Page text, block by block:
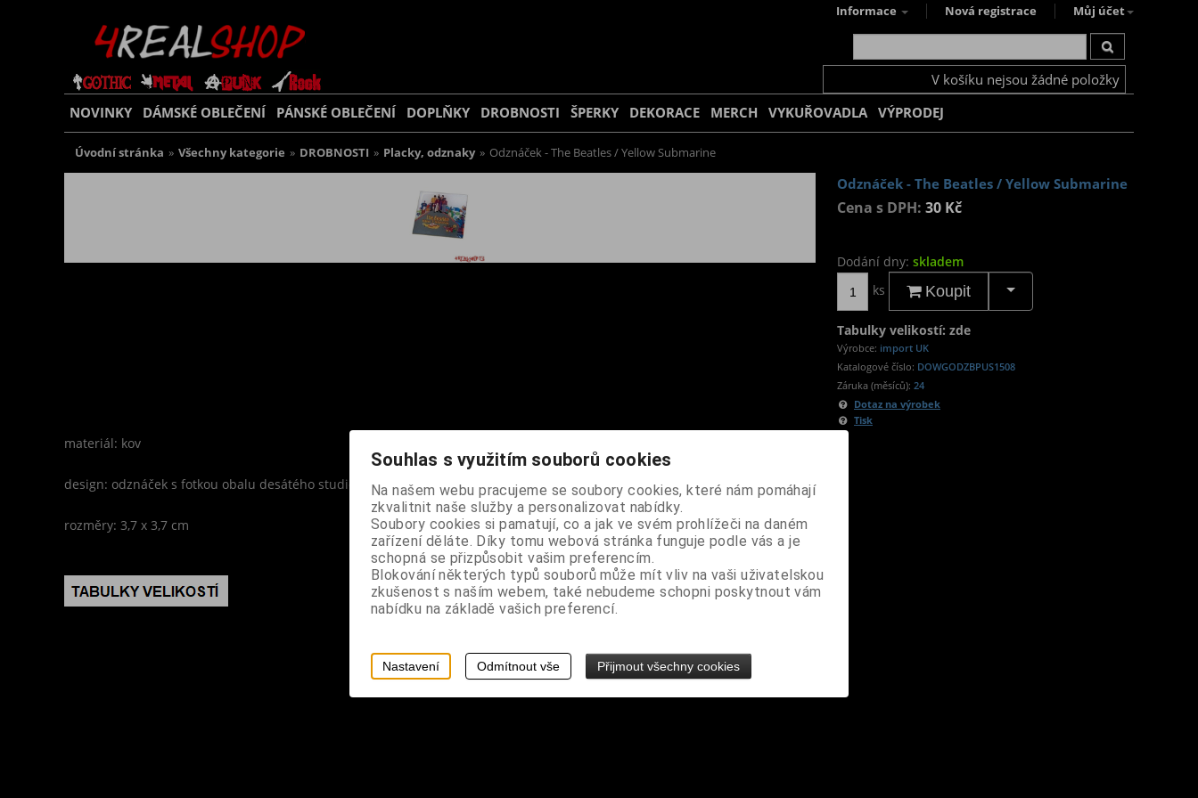
Informace Nová registrace Můj účet
V košíku nejsou žádné položky
NOVINKY DÁMSKÉ OBLEČENÍ PÁNSKÉ OBLEČENÍ DOPLŇKY DROBNOSTI ŠPERKY DEKORACE MERCH VYKUŘOVADLA VÝPRODEJ
Úvodní stránka » Všechny kategorie » DROBNOSTI » Placky, odznaky » Odznáček - The Beatles / Yellow Submarine
Odznáček - The Beatles / Yellow Submarine
Cena s DPH: 30 Kč
Dodání dny: skladem
ks
Koupit
Tabulky velikostí: zde
Výrobce: import UK
Katalogové číslo: DOWGODZBPUS1508
Záruka (měsíců): 24
Dotaz na výrobek
Tisk
materiál: kov
design: odznáček s fotkou obalu desátého studiového alba The Beatles
rozměry: 3,7 x 3,7 cm
Souhlas s využitím souborů cookies
Na našem webu pracujeme se soubory cookies, které nám pomáhají
zkvalitnit naše služby a personalizovat nabídky.
Soubory cookies si pamatují, co a jak ve svém prohlížeči na daném
zařízení děláte. Díky tomu webová stránka funguje podle vás a je
schopná se přizpůsobit vašim preferencím.
Blokování některých typů souborů může mít vliv na vaši uživatelskou
zkušenost s naším webem, také nebudeme schopni poskytnout vám
nabídku na základě vašich preferencí.
Nastavení Odmítnout vše Přijmout všechny cookies